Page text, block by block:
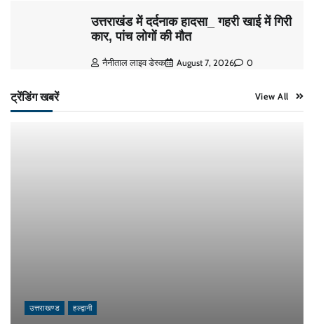
उत्तराखंड में दर्दनाक हादसा_ गहरी खाई में गिरी
कार, पांच लोगों की मौत
नैनीताल लाइव डेस्क August 7, 2026 0
ट्रेंडिंग खबरें View All
उत्तराखण्ड हल्द्वानी